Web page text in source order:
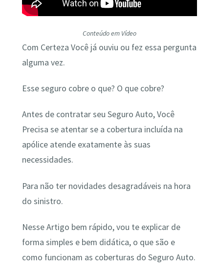
Conteúdo em Vídeo
Com Certeza Você já ouviu ou fez essa pergunta
alguma vez.
Esse seguro cobre o que? O que cobre?
Antes de contratar seu Seguro Auto, Você
Precisa se atentar se a cobertura incluída na
apólice atende exatamente às suas
necessidades.
Para não ter novidades desagradáveis na hora
do sinistro.
Nesse Artigo bem rápido, vou te explicar de
forma simples e bem didática, o que são e
como funcionam as coberturas do Seguro Auto.